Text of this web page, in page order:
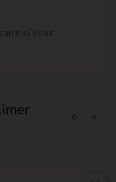
si vous